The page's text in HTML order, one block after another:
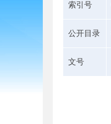
索引号
公开目录
文号